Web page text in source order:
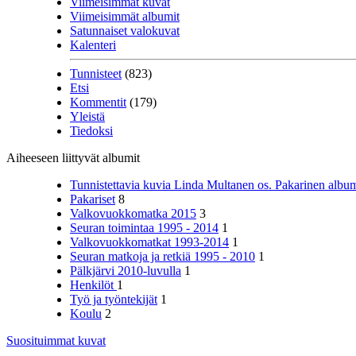
Viimeisimmät albumit
Satunnaiset valokuvat
Kalenteri
Tunnisteet (823)
Etsi
Kommentit (179)
Yleistä
Tiedoksi
Aiheeseen liittyvät albumit
Tunnistettavia kuvia Linda Multanen os. Pakarinen
Pakariset 8
Valkovuokkomatka 2015 3
Seuran toimintaa 1995 - 2014 1
Valkovuokkomatkat 1993-2014 1
Seuran matkoja ja retkiä 1995 - 2010 1
Pälkjärvi 2010-luvulla 1
Henkilöt 1
Työ ja työntekijät 1
Koulu 2
Suosituimmat kuvat